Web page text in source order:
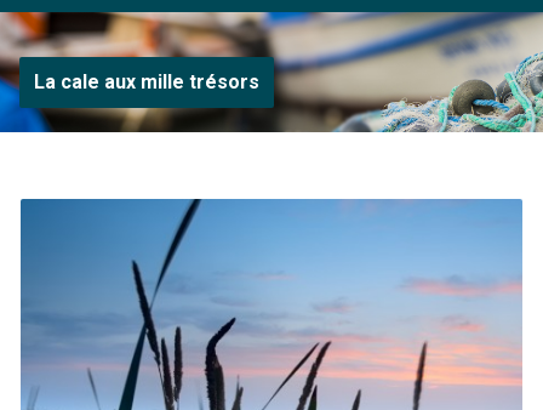
La cale aux mille trésors